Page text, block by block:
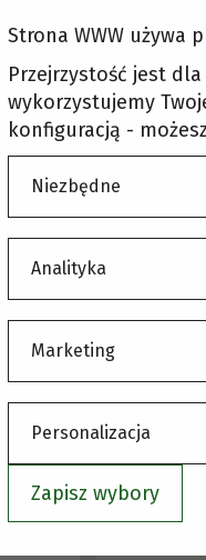
Strona WWW używa
Przejrzystość jest
wykorzystujemy
konfiguracją -
Niezbędne
Analityka
Marketing
Personalizacja
Zapisz wybory